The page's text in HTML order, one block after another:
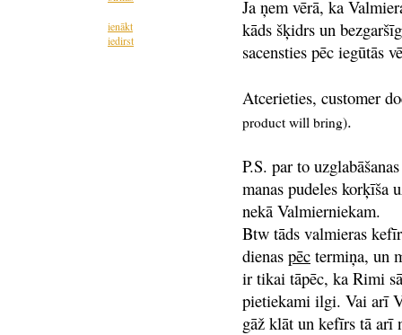
ienākt
iedirst
Ja ņem vērā, ka
kāds šķidrs un
sacensties pēc iegūtās
Atcerieties, customer
product will bring).
P.S. par to
manas pudeles korķīša
nekā Valmierniekam.
Btw tāds valmieras
dienas pēc termiņa, un
ir tikai tāpēc, ka Rimi
pietiekami ilgi. Vai arī
gāž klāt un kefīrs tā arī